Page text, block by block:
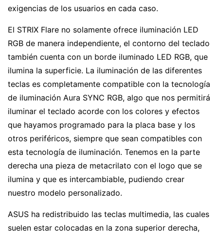
exigencias de los usuarios en cada caso.
El STRIX Flare no solamente ofrece iluminación LED
RGB de manera independiente, el contorno del teclado
también cuenta con un borde iluminado LED RGB, que
ilumina la superficie. La iluminación de las diferentes
teclas es completamente compatible con la tecnología
de iluminación Aura SYNC RGB, algo que nos permitirá
iluminar el teclado acorde con los colores y efectos
que hayamos programado para la placa base y los
otros periféricos, siempre que sean compatibles con
esta tecnología de iluminación. Tenemos en la parte
derecha una pieza de metacrilato con el logo que se
ilumina y que es intercambiable, pudiendo crear
nuestro modelo personalizado.
ASUS ha redistribuido las teclas multimedia, las cuales
suelen estar colocadas en la zona superior derecha,